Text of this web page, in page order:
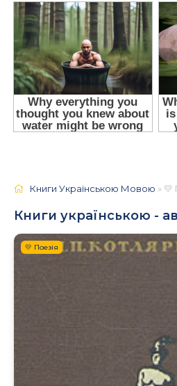
Книги Українською Мовою » 💛
💛 Поезія